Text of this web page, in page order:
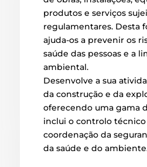
produtos e serviços
regulamentares. Desta
ajuda-os a prevenir os
saúde das pessoas e a
ambiental.
Desenvolve a sua
da construção e da
oferecendo uma gama
inclui o controlo técnico
coordenação da
da saúde e do